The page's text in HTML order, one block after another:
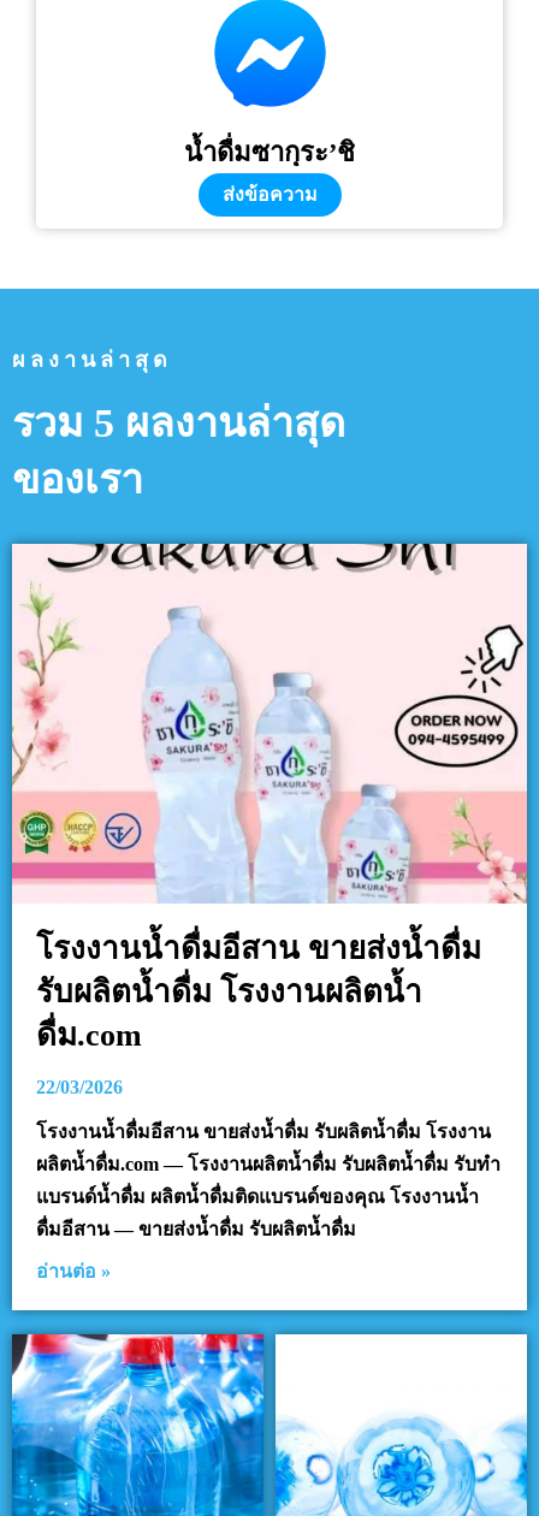
น้ำดื่มซากุระ’ชิ
ส่งข้อความ
ผลงานล่าสุด
รวม 5 ผลงานล่าสุด
ของเรา
โรงงานน้ำดื่มอีสาน ขายส่งน้ำดื่ม
รับผลิตน้ำดื่ม โรงงานผลิตน้ำ
ดื่ม.com
22/03/2026
โรงงานน้ำดื่มอีสาน ขายส่งน้ำดื่ม รับผลิตน้ำดื่ม โรงงาน
ผลิตน้ำดื่ม.com — โรงงานผลิตน้ำดื่ม รับผลิตน้ำดื่ม รับทำ
แบรนด์น้ำดื่ม ผลิตน้ำดื่มติดแบรนด์ของคุณ โรงงานน้ำ
ดื่มอีสาน — ขายส่งน้ำดื่ม รับผลิตน้ำดื่ม
อ่านต่อ »